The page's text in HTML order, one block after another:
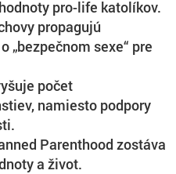
pro-life katolíkov.
propagujú
„bezpečnom sexe“ pre
počet
namiesto podpory
Parenthood zostáva
a život.